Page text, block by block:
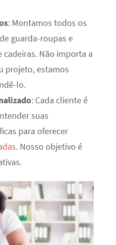
: Montamos todos os
guarda-roupas e
cadeiras. Não importa a
projeto, estamos
lo.
: Cada cliente é
suas
para oferecer
. Nosso objetivo é